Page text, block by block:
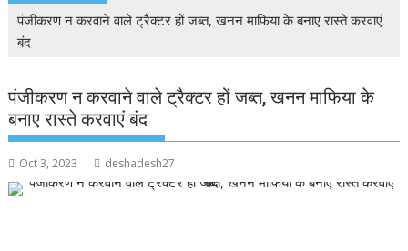
पंजीकरण न करवाने वाले ट्रैक्टर हों जब्त, खनन माफिया के बनाए रास्ते करवाएं
बंद
पंजीकरण न करवाने वाले ट्रैक्टर हों जब्त, खनन माफिया के
बनाए रास्ते करवाएं बंद
Oct 3, 2023 deshadesh27